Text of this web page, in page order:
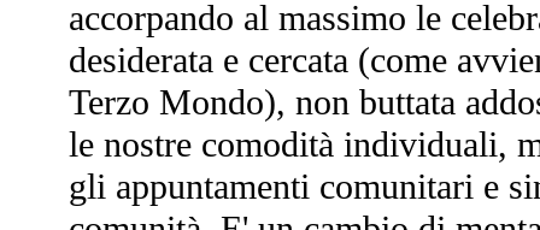
accorpando al massimo le
desiderata e cercata (come
Terzo Mondo), non buttata
le nostre comodità individuali,
gli appuntamenti comunitari e